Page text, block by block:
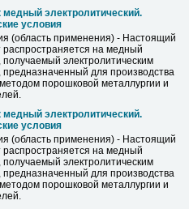
медный электролитический.
условия
(область применения) - Настоящий
распространяется на медный
электролитическим
для производства
порошковой металлургии и
медный электролитический.
условия
(область применения) - Настоящий
распространяется на медный
электролитическим
для производства
порошковой металлургии и